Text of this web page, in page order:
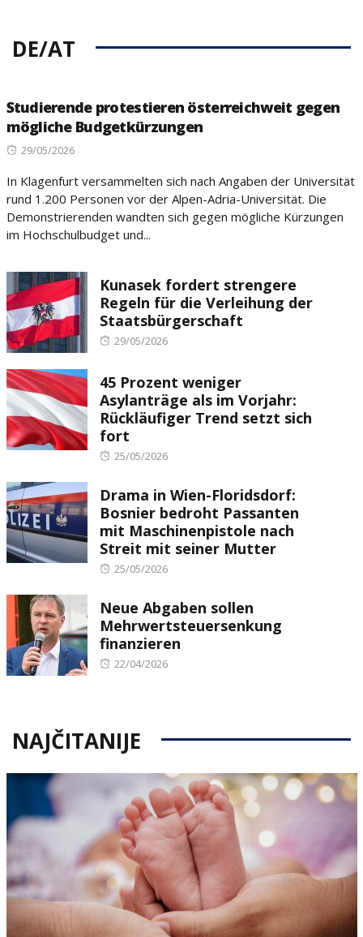
DE/AT
Studierende protestieren österreichweit gegen
mögliche Budgetkürzungen
Posted
29/05/2026
In Klagenfurt versammelten sich nach Angaben der Universität
rund 1.200 Personen vor der Alpen-Adria-Universität. Die
Demonstrierenden wandten sich gegen mögliche Kürzungen
im Hochschulbudget und...
Kunasek fordert strengere
Regeln für die Verleihung der
Staatsbürgerschaft
Posted
29/05/2026
45 Prozent weniger
Asylanträge als im Vorjahr:
Rückläufiger Trend setzt sich
fort
Posted
25/05/2026
Drama in Wien-Floridsdorf:
Bosnier bedroht Passanten
mit Maschinenpistole nach
Streit mit seiner Mutter
Posted
25/05/2026
Neue Abgaben sollen
Mehrwertsteuersenkung
finanzieren
Posted
22/04/2026
NAJČITANIJE